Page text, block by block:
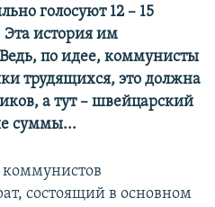
голосуют 12 – 15
Эта история им
по идее, коммунисты
трудящихся, это должна
а тут – швейцарский
суммы...
состоящий в основном